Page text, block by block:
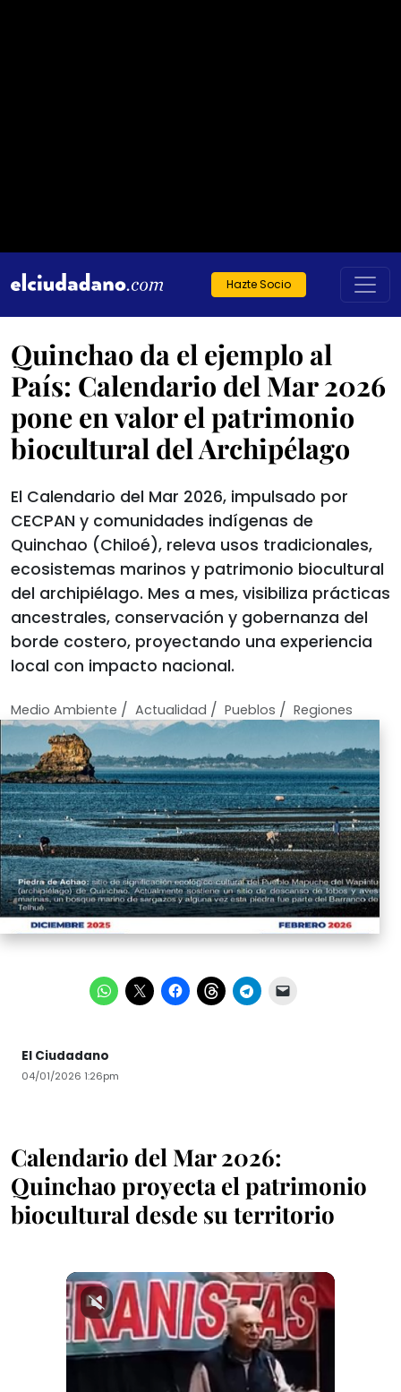
Hazte Socio
Quinchao da el ejemplo al
País: Calendario del Mar 2026
pone en valor el patrimonio
biocultural del Archipélago
El Calendario del Mar 2026, impulsado por
CECPAN y comunidades indígenas de
Quinchao (Chiloé), releva usos tradicionales,
ecosistemas marinos y patrimonio biocultural
del archipiélago. Mes a mes, visibiliza prácticas
ancestrales, conservación y gobernanza del
borde costero, proyectando una experiencia
local con impacto nacional.
Medio Ambiente / Actualidad / Pueblos / Regiones
El Ciudadano
04/01/2026 1:26pm
Calendario del Mar 2026:
Quinchao proyecta el patrimonio
biocultural desde su territorio